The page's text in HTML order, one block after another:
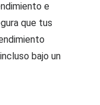
e
que tus
bajo un